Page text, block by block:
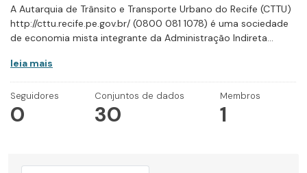
A Autarquia de Trânsito e Transporte Urbano do Recife (CTTU)
http://cttu.recife.pe.gov.br/ (0800 081 1078) é uma sociedade
de economia mista integrante da Administração Indireta...
leia mais
Seguidores
0
Conjuntos de dados
30
Membros
1